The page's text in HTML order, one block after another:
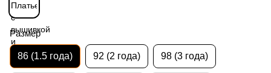
Размер
86 (1.5 года) 92 (2 года) 98 (3 года)